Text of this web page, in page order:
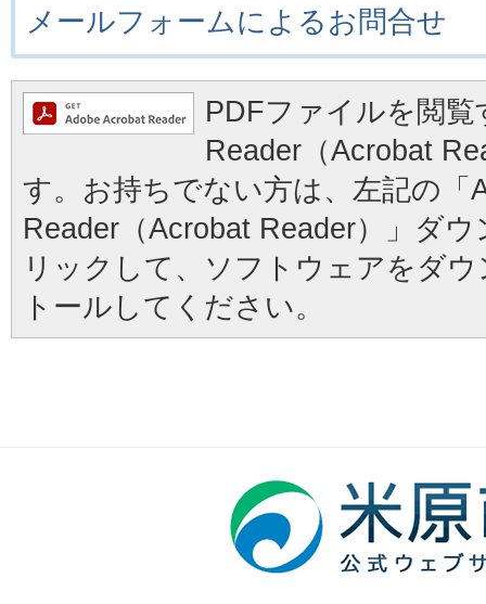
メールフォームによるお問合せ
PDFファイルを閲
Reader（Acrobat
す。お持ちでない方は、左記の「
Reader（Acrobat Reader）」ダ
リックして、ソフトウェアをダ
トールしてください。